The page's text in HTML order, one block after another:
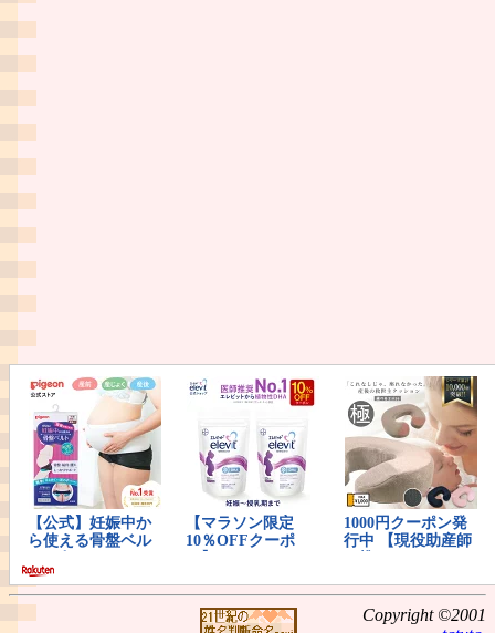
Copyright ©2001